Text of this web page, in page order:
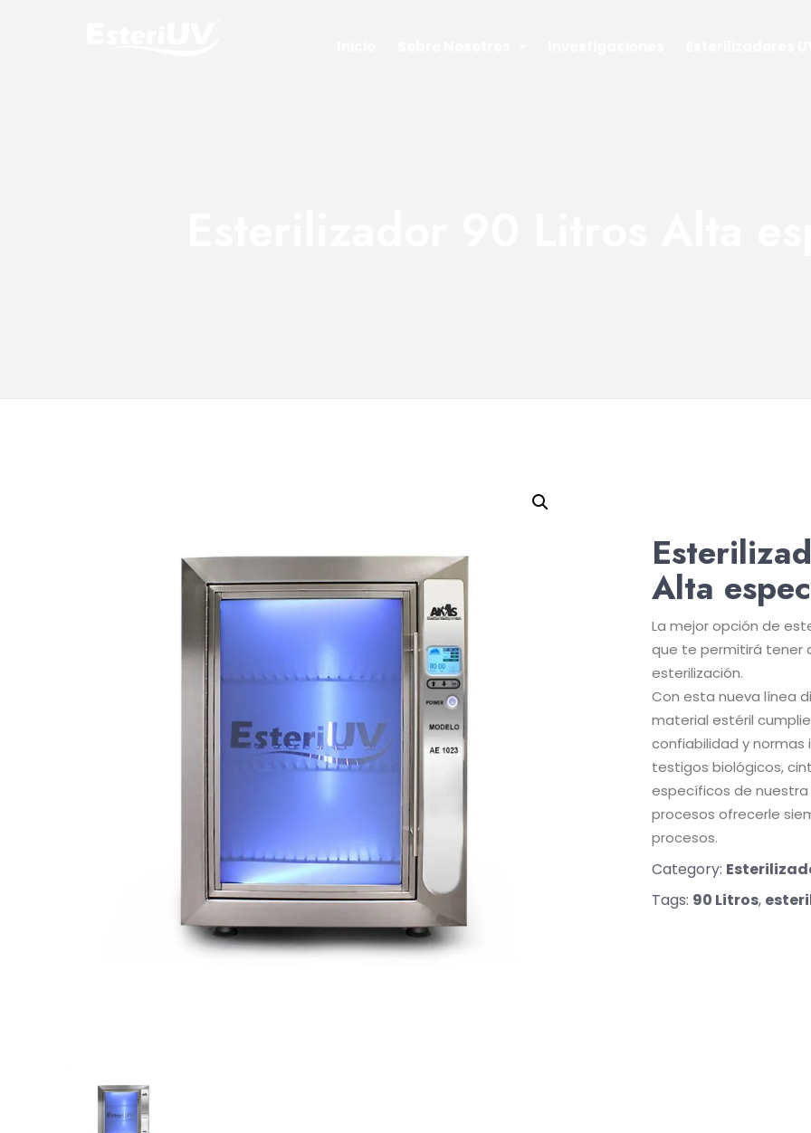
Alta
La mejor opción de
que te permitirá tener
esterilización.
Con esta nueva línea
material estéril
confiabilidad y
testigos biológicos,
específicos de
procesos ofrecerle
procesos.
Category:
Tags: 90 Litros,